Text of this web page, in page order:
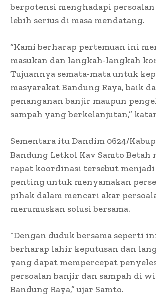
berpotensi menghadapi
lebih serius di masa mendatang.
“Kami berharap pertemuan ini
masukan dan langkah-langkah
Tujuannya semata-mata untuk
masyarakat Bandung Raya, baik
penanganan banjir maupun
sampah yang berkelanjutan,”
Sementara itu Dandim 0624/
Bandung Letkol Kav Samto Betah
rapat koordinasi tersebut
penting untuk menyamakan
pihak dalam mencari akar
merumuskan solusi bersama.
“Dengan duduk bersama seperti
berharap lahir keputusan dan
yang dapat mempercepat
persoalan banjir dan sampah di
Bandung Raya,” ujar Samto.